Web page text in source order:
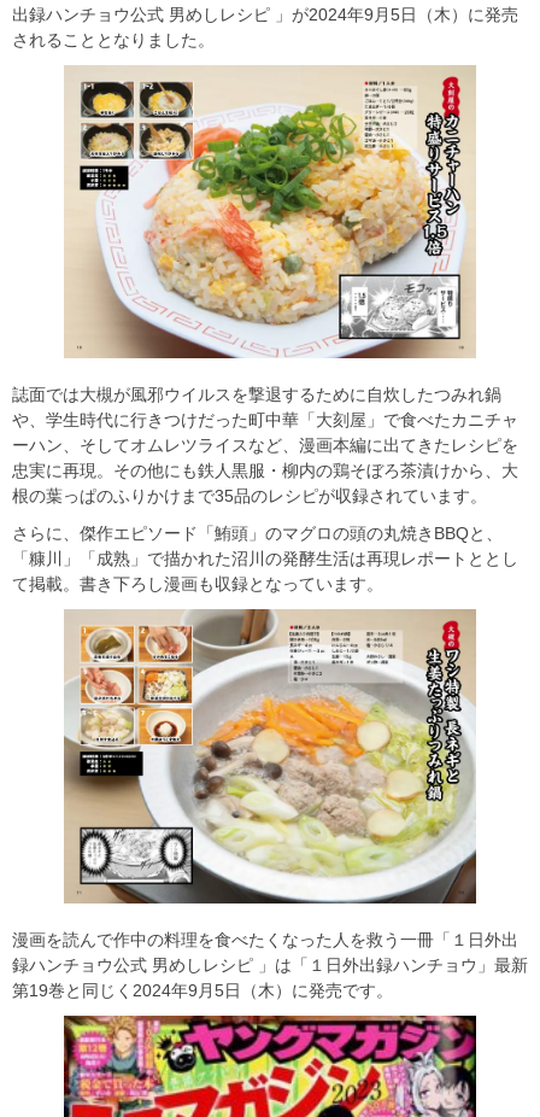
出録ハンチョウ公式 男めしレシピ 」が2024年9月5日（木）に発売
されることとなりました。
誌面では大槻が風邪ウイルスを撃退するために自炊したつみれ鍋
や、学生時代に行きつけだった町中華「大刻屋」で食べたカニチャ
ーハン、そしてオムレツライスなど、漫画本編に出てきたレシピを
忠実に再現。その他にも鉄人黒服・柳内の鶏そぼろ茶漬けから、大
根の葉っぱのふりかけまで35品のレシピが収録されています。
さらに、傑作エピソード「鮪頭」のマグロの頭の丸焼きBBQと、
「糠川」「成熟」で描かれた沼川の発酵生活は再現レポートととし
て掲載。書き下ろし漫画も収録となっています。
漫画を読んで作中の料理を食べたくなった人を救う一冊「１日外出
録ハンチョウ公式 男めしレシピ 」は「１日外出録ハンチョウ」最新
第19巻と同じく2024年9月5日（木）に発売です。